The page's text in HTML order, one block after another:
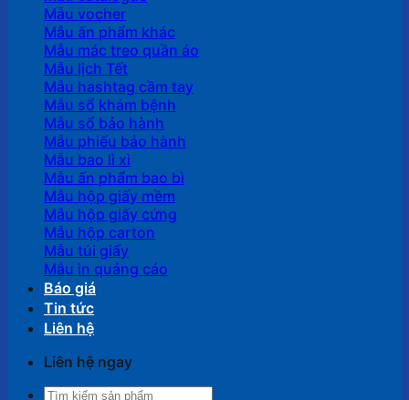
Mẫu vocher
Mẫu ấn phẩm khác
Mẫu mác treo quần áo
Mẫu lịch Tết
Mẫu hashtag cầm tay
Mẫu sổ khám bệnh
Mẫu sổ bảo hành
Mẫu phiếu bảo hành
Mẫu bao lì xì
Mẫu ấn phẩm bao bì
Mẫu hộp giấy mềm
Mẫu hộp giấy cứng
Mẫu hộp carton
Mẫu túi giấy
Mẫu in quảng cáo
Báo giá
Tin tức
Liên hệ
Liên hệ ngay
Tìm